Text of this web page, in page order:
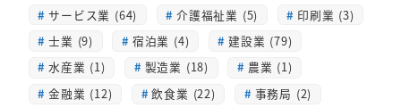
サービス業 (64) 介護福祉業 (5)
印刷業 (3)
士業 (9)
宿泊業 (4)
建設業 (79)
水産業 (1)
製造業 (18)
農業 (1)
金融業 (12)
飲食業 (22)
事務局 (2)